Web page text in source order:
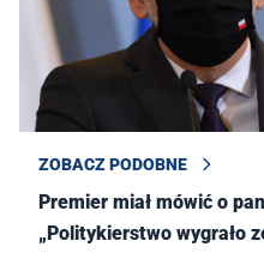
ZOBACZ PODOBNE
Premier miał mówić o
„Politykierstwo wygrało